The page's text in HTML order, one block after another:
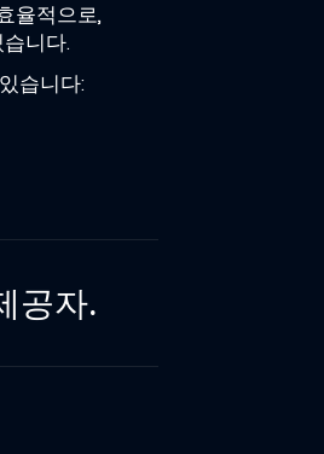
율적으로,
니다.
습니다:
공자.